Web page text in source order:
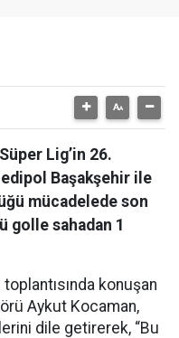
Lig’in 26.
Başakşehir ile
mücadelede son
golle sahadan 1
konuşan
Aykut Kocaman,
dile getirerek, “Bu